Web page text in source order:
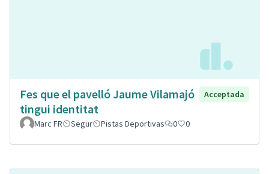
Fes que el pavelló Jaume Vilamajó
tingui identitat
Acceptada
Marc FR Segur Pistas Deportivas 0 0